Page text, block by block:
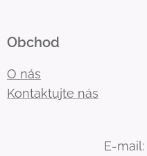
Obchod
O nás
Kontaktujte nás
E-mail: